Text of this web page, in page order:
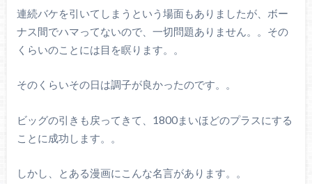
連続バケを引いてしまうという場面もありましたが、ボー
ナス間でハマってないので、一切問題ありません。。その
くらいのことには目を瞑ります。。
そのくらいその日は調子が良かったのです。。
ビッグの引きも戻ってきて、1800まいほどのプラスにする
ことに成功します。。
しかし、とある漫画にこんな名言があります。。